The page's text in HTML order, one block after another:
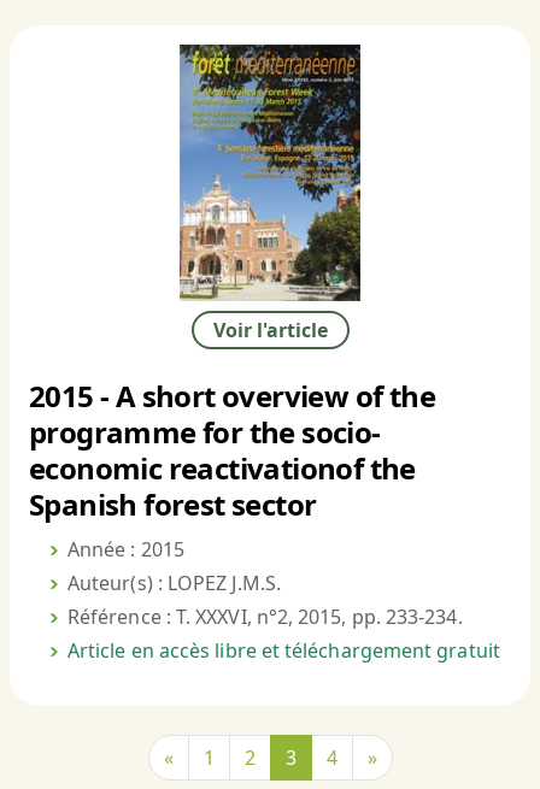
Voir l'article
2015 - A short overview of the
programme for the socio-
economic reactivationof the
Spanish forest sector
Année : 2015
Auteur(s) : LOPEZ J.M.S.
Référence : T. XXXVI, n°2, 2015, pp. 233-234.
Article en accès libre et téléchargement gratuit
« 1 2 3 4 »